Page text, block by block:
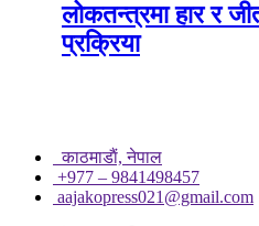
लोकतन्त्रमा हार र
प्रक्रिया
काठमाडाैं, नेपाल
+977 – 9841498457
aajakopress021@gmail.com